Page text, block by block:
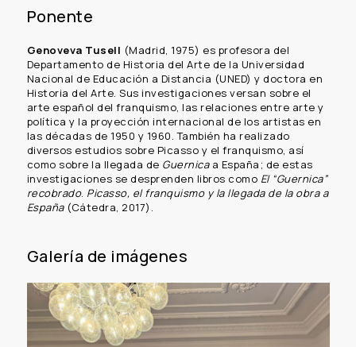
Ponente
Genoveva Tusell (Madrid, 1975) es profesora del
Departamento de Historia del Arte de la Universidad
Nacional de Educación a Distancia (UNED) y doctora en
Historia del Arte. Sus investigaciones versan sobre el
arte español del franquismo, las relaciones entre arte y
política y la proyección internacional de los artistas en
las décadas de 1950 y 1960. También ha realizado
diversos estudios sobre Picasso y el franquismo, así
como sobre la llegada de Guernicaa España; de estas
investigaciones se desprenden libros como El “Guernica”
recobrado. Picasso, el franquismo y la llegada de la obra a
España(Cátedra, 2017).
Galería de imágenes